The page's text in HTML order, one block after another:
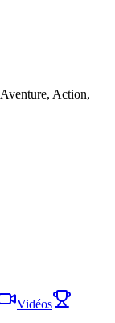
Aventure, Action,
Vidéos